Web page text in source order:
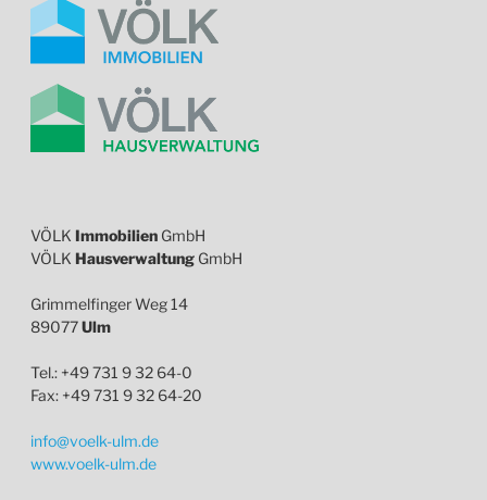
VÖLK Immobilien GmbH
VÖLK Hausverwaltung GmbH
Grimmelfinger Weg 14
89077Ulm
Tel.: +49 731 9 32 64-0
Fax: +49 731 9 32 64-20
info@voelk-ulm.de
www.voelk-ulm.de